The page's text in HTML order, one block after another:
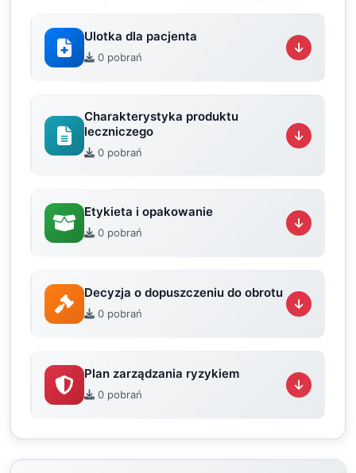
Ulotka dla pacjenta
0 pobrań
Charakterystyka produktu
leczniczego
0 pobrań
Etykieta i opakowanie
0 pobrań
Decyzja o dopuszczeniu do obrotu
0 pobrań
Plan zarządzania ryzykiem
0 pobrań